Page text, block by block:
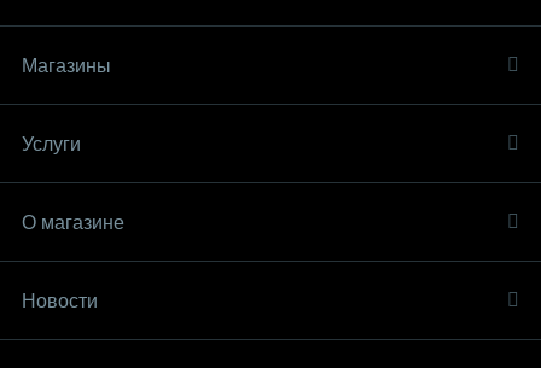
Магазины
Услуги
О магазине
Новости